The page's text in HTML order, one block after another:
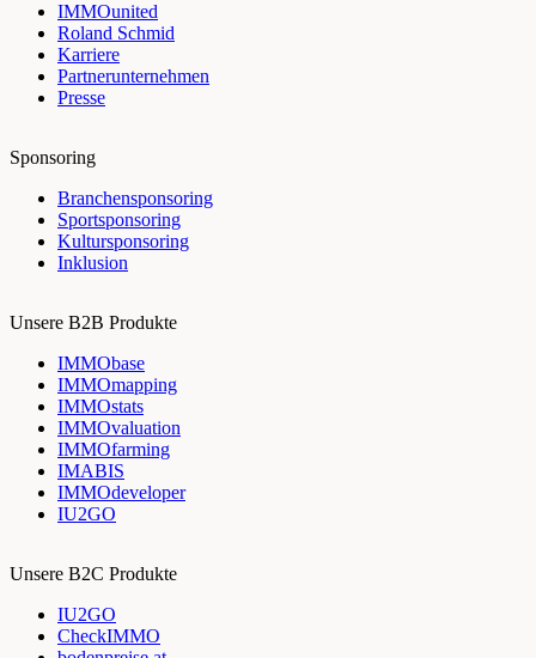
IMMOunited
Roland Schmid
Karriere
Partnerunternehmen
Presse
Sponsoring
Branchensponsoring
Sportsponsoring
Kultursponsoring
Inklusion
Unsere B2B Produkte
IMMObase
IMMOmapping
IMMOstats
IMMOvaluation
IMMOfarming
IMABIS
IMMOdeveloper
IU2GO
Unsere B2C Produkte
IU2GO
CheckIMMO